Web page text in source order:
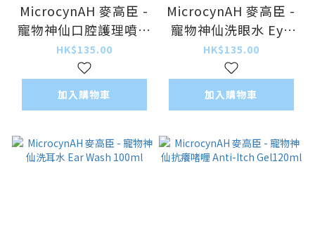
MicrocynAH 麥高臣 -
寵物神仙口腔護理噴霧
Oral Care Spray
100ml
HK$135.00
加入購物車
MicrocynAH 麥高臣 -
寵物神仙洗眼水 Eye
Wash 100ml
HK$135.00
加入購物車